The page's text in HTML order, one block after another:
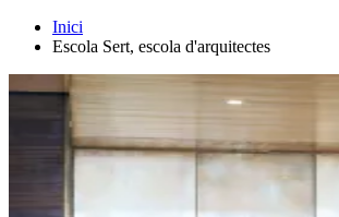
Inici
Escola Sert, escola d'arquitectes